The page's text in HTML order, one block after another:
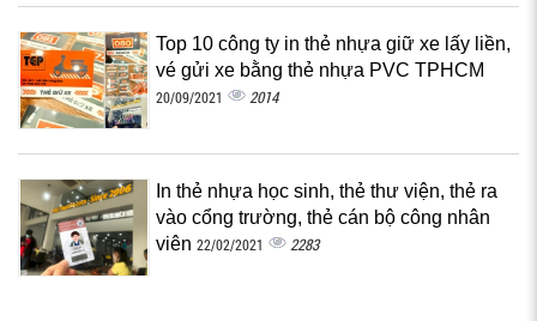
Top 10 công ty in thẻ nhựa giữ xe lấy liền,
vé gửi xe bằng thẻ nhựa PVC TPHCM
20/09/2021 2014
In thẻ nhựa học sinh, thẻ thư viện, thẻ ra
vào cổng trường, thẻ cán bộ công nhân
viên 22/02/2021 2283